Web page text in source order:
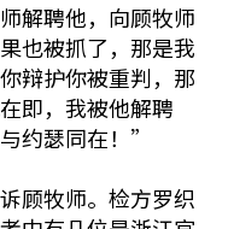
解聘他，向顾牧师
也被抓了，那是我
辩护你被重判，那
即，我被他解聘
约瑟同在！”
顾牧师。检方罗织